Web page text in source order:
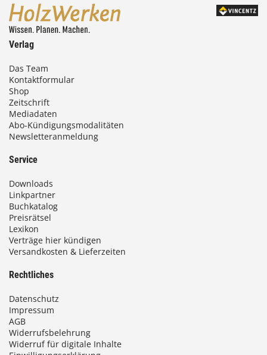
Verlag
Das Team
Kontaktformular
Shop
Zeitschrift
Mediadaten
Abo-Kündigungsmodalitäten
Newsletteranmeldung
Service
Downloads
Linkpartner
Buchkatalog
Preisrätsel
Lexikon
Verträge hier kündigen
Versandkosten & Lieferzeiten
Rechtliches
Datenschutz
Impressum
AGB
Widerrufsbelehrung
Widerruf für digitale Inhalte